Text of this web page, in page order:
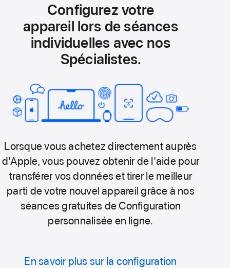
Configurez votre
appareil lors de séances
individuelles avec nos
Spécialistes.
Lorsque vous achetez directement auprès
d'Apple, vous pouvez obtenir de l'aide pour
transférer vos données et tirer le meilleur
parti de votre nouvel appareil grâce à nos
séances gratuites de Configuration
personnalisée en ligne.
En savoir plus sur la configuration